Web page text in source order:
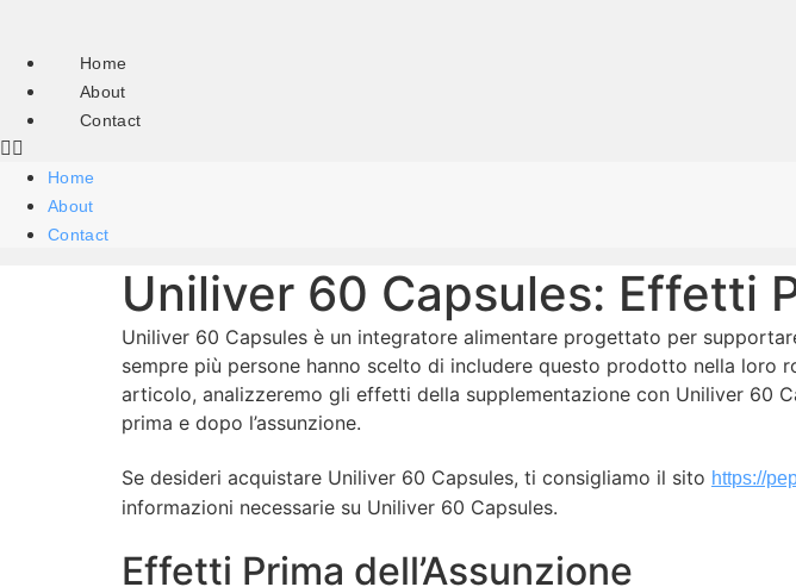
content
Home
About
Contact
Home
About
Contact
Uniliver 60 Capsules: Effetti
Uniliver 60 Capsules è un integratore alimentare progettato per
sempre più persone hanno scelto di includere questo prodotto nella
articolo, analizzeremo gli effetti della supplementazione con Uniliver 60
prima e dopo l’assunzione.
Se desideri acquistare Uniliver 60 Capsules, ti consigliamo il sito https://
informazioni necessarie su Uniliver 60 Capsules.
Effetti Prima dell’Assunzione